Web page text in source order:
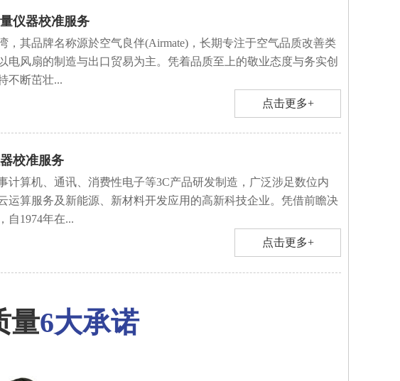
仪器校准服务
，其品牌名称源於空气良伴(Airmate)，长期专注于空气品质改善类
电风扇的制造与出口贸易为主。凭着品质至上的敬业态度与务实创
不断茁壮...
点击更多+
校准服务
计算机、通讯、消费性电子等3C产品研发制造，广泛涉足数位内
运算服务及新能源、新材料开发应用的高新科技企业。凭借前瞻决
自1974年在...
点击更多+
量6大承诺